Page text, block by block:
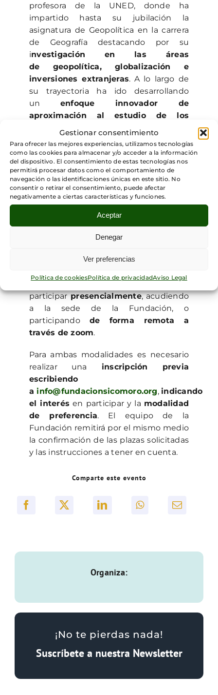
Gestionar consentimiento
Para ofrecer las mejores experiencias, utilizamos tecnologías
como las cookies para almacenar y/o acceder a la información
del dispositivo. El consentimiento de estas tecnologías nos
permitirá procesar datos como el comportamiento de
navegación o las identificaciones únicas en este sitio. No
consentir o retirar el consentimiento, puede afectar
negativamente a ciertas características y funciones.
Aceptar
Denegar
Ver preferencias
Política de cookiesPolítica de privacidadAviso Legal
profesora de la UNED, donde ha
impartido hasta su jubilación la
asignatura de Geopolítica en la carrera
de Geografía destacando por su
investigación en las áreas
de geopolítica, globalización e
inversiones extranjeras. A lo largo de
su trayectoria ha ido desarrollando
un enfoque innovador de
aproximación al estudio de los
fenómenos políticos
, en el que
incorpora la
reflexión sobre los
aspectos geográficos de los lugares
involucrados: recursos naturales de los
que dispone, ubicación geográfica,
orografía, etc., lo que le permite dar una
visión más amplia del funcionamiento
La charla tendrá lugar en la
20. CP: 28010. Madrid)y se desarrollará
siendo posible
participarpresencialmente, acudiendo
a la sede de la Fundación, o
participando de forma remota a
través de zoom.
Para ambas modalidades es necesario
realizar una inscripción previa
escribiendo
ainfo@fundacionsicomoro.org, indicando
el interés en participar y la modalidad
de preferencia. El equipo de la
Fundación remitirá por el mismo medio
la confirmación de las plazas solicitadas
y las instrucciones a tener en cuenta.
Comparte este evento
Organiza:
¡No te pierdas nada!
Suscríbete a nuestra Newsletter